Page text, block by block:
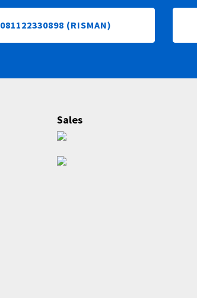
081122330898 (RISMAN)
Sales